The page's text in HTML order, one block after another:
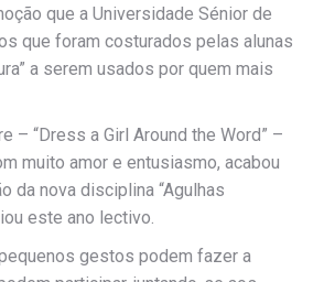
que a Universidade Sénior de
que foram costurados pelas alunas
a serem usados por quem mais
– “Dress a Girl Around the Word” –
muito amor e entusiasmo, acabou
da nova disciplina “Agulhas
este ano lectivo.
gestos podem fazer a